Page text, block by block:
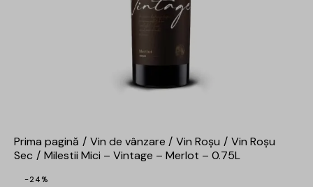
Prima pagină Vin de vânzare Vin Roșu
Vin Roșu
Sec
Milestii Mici – Vintage – Merlot – 0.75L
-24%